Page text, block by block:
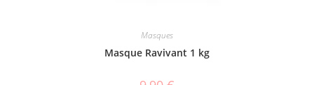
Masques
Masque Ravivant 1 kg